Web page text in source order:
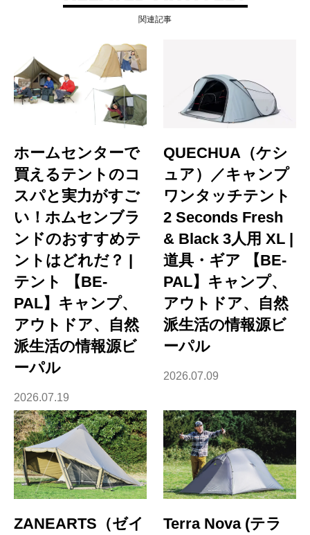
関連記事
ホームセンターで
買えるテントのコ
スパと実力がすご
い！ホムセンブラ
ンドのおすすめテ
ントはどれだ？ |
テント 【BE-
PAL】キャンプ、
アウトドア、自然
派生活の情報源ビ
ーパル
2026.07.19
QUECHUA（ケシ
ュア）／キャンプ
ワンタッチテント
2 Seconds Fresh
& Black 3人用 XL |
道具・ギア 【BE-
PAL】キャンプ、
アウトドア、自然
派生活の情報源ビ
ーパル
2026.07.09
ZANEARTS（ゼイ Terra Nova (テラ